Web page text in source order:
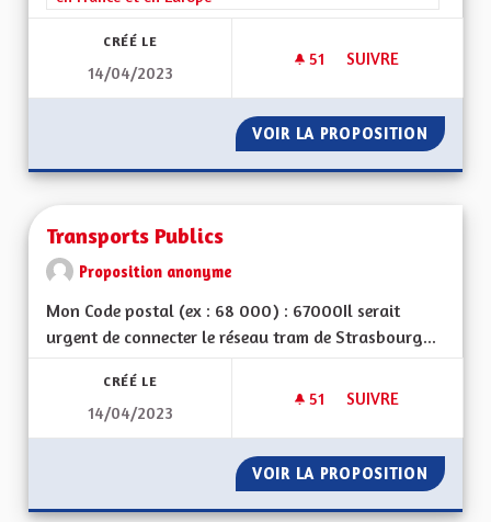
CRÉÉ LE
14/04/2023
51 51 ABONNÉS
SUIVRE
VOIR LA PROPOSITION
Transports Publics
Proposition anonyme
Mon Code postal (ex : 68 000) : 67000Il serait
urgent de connecter le réseau tram de Strasbourg...
CRÉÉ LE
14/04/2023
51 51 ABONNÉS
SUIVRE
VOIR LA PROPOSITION